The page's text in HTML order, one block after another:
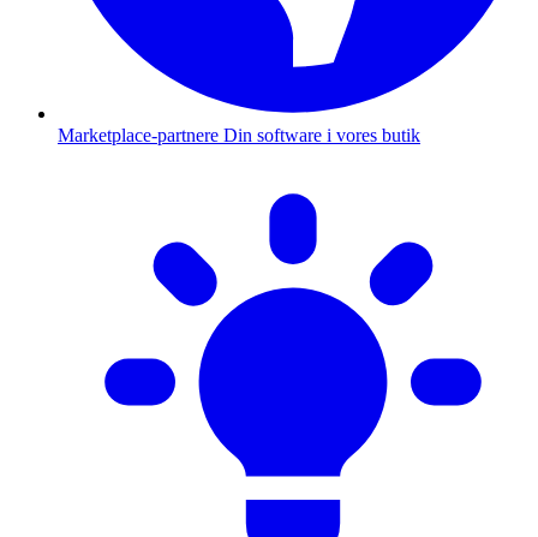
Marketplace-partnere Din software i vores butik